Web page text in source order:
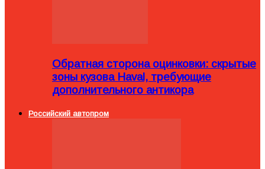
Обратная сторона оцинковки: скрытые
зоны кузова Haval, требующие
дополнительного антикора
Российский автопром